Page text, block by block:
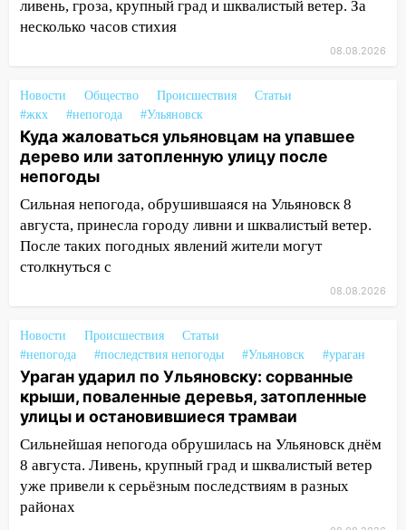
после шторма: поваленные деревья и
Деева в Заволжье
14:26 Жители Ульяновска сами
пытаются расчистить ливнёвки, не
дождавшись коммунальщиков
14:16 Шторм продолжает ломать город:
на улице Любови Шевцовой рухнул
светофор
14:14 Студента из Ульяновска обманули
мошенники под видом преподавателя
14:12
Куда жаловаться ульяновцам на
упавшее дерево или затопленную улицу
после непогоды
13:59 В Новом городе ураганным
ветром сорвало опалубку со
строящегося дома
13:54
В мэрии Ульяновска рассказали,
как устраняют последствия мощного
шторма
ливень, гроза, крупный град и шквалистый ветер. За
несколько часов стихия
08.08.2026
Новости Общество Происшествия
Статьи
#жкх
#непогода #Ульяновск
Куда жаловаться ульяновцам на упавшее
дерево или затопленную улицу после
непогоды
Сильная непогода, обрушившаяся на Ульяновск 8
августа, принесла городу ливни и шквалистый ветер.
После таких погодных явлений жители могут
столкнуться с
08.08.2026
Новости Происшествия
Статьи
#непогода
#последствия непогоды #Ульяновск #ураган
Ураган ударил по Ульяновску: сорванные
крыши, поваленные деревья, затопленные
улицы и остановившиеся трамваи
Сильнейшая непогода обрушилась на Ульяновск днём
8 августа. Ливень, крупный град и шквалистый ветер
уже привели к серьёзным последствиям в разных
районах